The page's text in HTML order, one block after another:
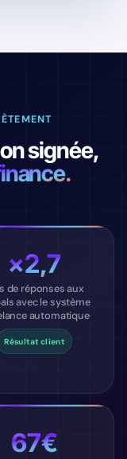
signée,
×2,7
de réponses aux
avec le système
automatique
Résultat client
67€